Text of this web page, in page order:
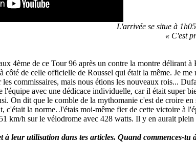
L'arrivée se situe à
« C'est
4ème de ce Tour 96 après un contre la montre délirant
côté de celle officielle de Roussel qui était la même. Je
les commissaires, mais nous étions les nouveaux rois...
l'équipe avec une dédicace individuelle, car il était super
On dit que le comble de la mythomanie c'est de croire
c'était la norme. J'étais moi-même fier de cette victoire à
km/h sur le vélodrome avec 428 watts. Il y en aurait plein
à leur utilisation dans tes articles. Quand commences-tu